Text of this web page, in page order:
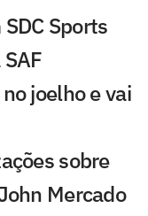
Sports
joelho e vai
sobre
Mercado